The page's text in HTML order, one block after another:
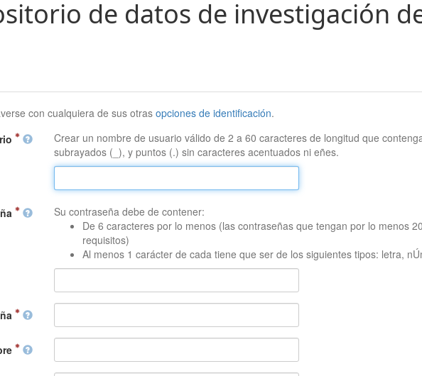
de datos de investigación
con cualquiera de sus otrasopciones de identificación.
Crear un nombre de usuario válido de 2 a 60 caracteres de longitud que
subrayados (_), y puntos (.) sin caracteres acentuados ni eñes.
Su contraseña debe de contener:
De 6 caracteres por lo menos (las contraseñas que tengan por lo menos
requisitos)
Al menos 1 carácter de cada tiene que ser de los siguientes tipos: letra,